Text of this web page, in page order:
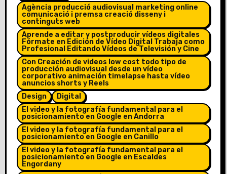
Agència producció audiovisual marketing online
comunicació i premsa creació disseny i
continguts web
Aprende a editar y postproducir vídeos digitales
Fórmate en Edición de Vídeo Digital Trabaja como
Profesional Editando Vídeos de Televisión y Cine
Con Creación de videos low cost todo tipo de
producción audiovisual desde un vídeo
corporativo animación timelapse hasta vídeo
anuncios shorts y Reels
Design
Digital
El video y la fotografía fundamental para el
posicionamiento en Google en Andorra
El video y la fotografía fundamental para el
posicionamiento en Google en Canillo
El video y la fotografía fundamental para el
posicionamiento en Google en Escaldes
Engordany